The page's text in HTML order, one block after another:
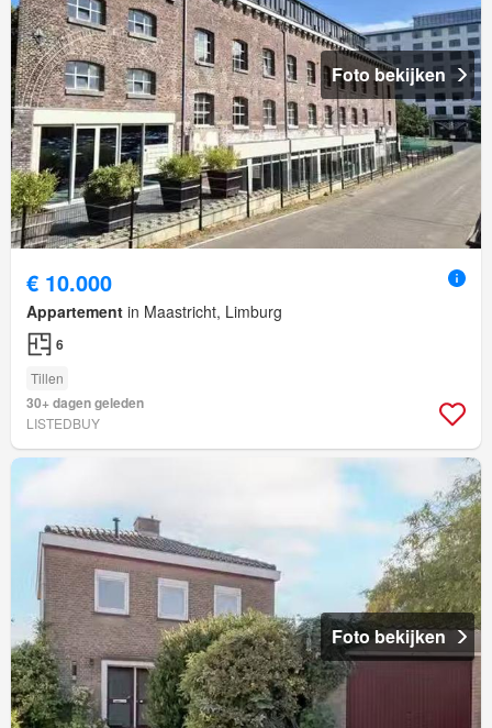
Foto bekijken
€ 10.000
Appartement in Maastricht, Limburg
6
Tillen
30+ dagen geleden
LISTEDBUY
Foto bekijken